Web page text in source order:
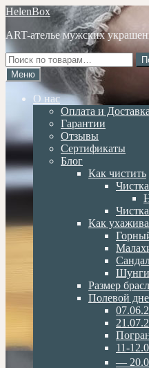
Перейти
навигации
Перейти
содержимому
HelenBox
ART-ателье мужских
Искать:
Меню
О нас
Оплата и Доставка
Гарантии
Отзывы
Сертификаты
Блог
Как чистить
Как
Размер
Полевой
11-
—